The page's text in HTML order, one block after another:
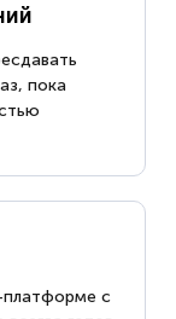
пока
платформе с